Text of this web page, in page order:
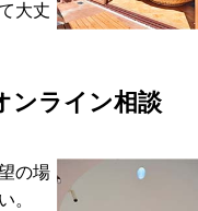
大丈
ンライン相談
の場
。